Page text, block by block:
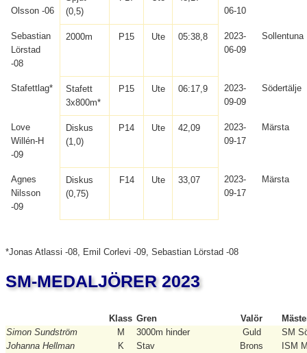
Olsson -06
(0,5)
06-10
Sebastian
Lörstad
-08
2000m P15 Ute 05:38,8
2023-
06-09
Sollentuna
Stafettlag*
Stafett
3x800m*
P15 Ute 06:17,9
2023-
09-09
Södertälje
Love
Willén-H
-09
Diskus
(1,0)
P14 Ute 42,09
2023-
09-17
Märsta
Agnes
Nilsson
-09
Diskus
(0,75)
F14 Ute 33,07
2023-
09-17
Märsta
*Jonas Atlassi -08, Emil Corlevi -09, Sebastian Lörstad -08
SM-MEDALJÖRER 2023
Klass Gren Valör
Simon Sundström
M 3000m hinder Guld
SM
Johanna Hellman
K Stav Brons
ISM